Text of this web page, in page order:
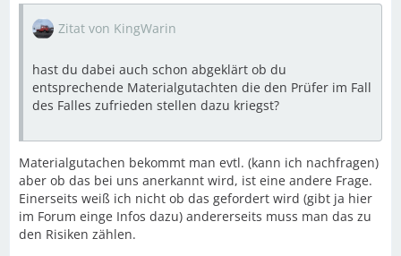
Zitat von KingWarin
hast du dabei auch schon abgeklärt ob du
entsprechende Materialgutachten die den Prüfer im Fall
des Falles zufrieden stellen dazu kriegst?
Materialgutachen bekommt man evtl. (kann ich nachfragen)
aber ob das bei uns anerkannt wird, ist eine andere Frage.
Einerseits weiß ich nicht ob das gefordert wird (gibt ja hier
im Forum einge Infos dazu) andererseits muss man das zu
den Risiken zählen.